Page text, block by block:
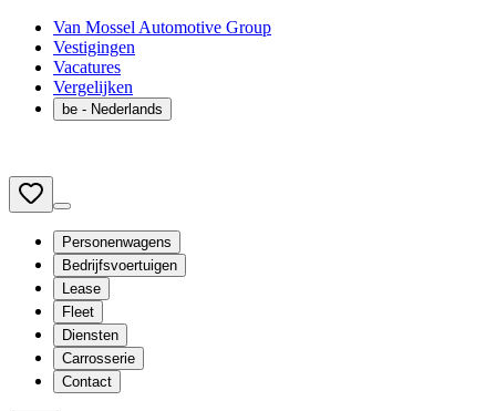
Van Mossel Automotive Group
Vestigingen
Vacatures
Vergelijken
be - Nederlands
Personenwagens
Bedrijfsvoertuigen
Lease
Fleet
Diensten
Carrosserie
Contact